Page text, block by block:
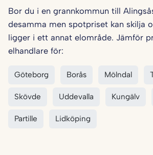
Bor du i en grannkommun till
desamma men spotpriset kan skilja
ligger i ett annat elområde. Jämför
elhandlare för:
Göteborg Borås Mölndal
Skövde Uddevalla Kungälv
Partille Lidköping